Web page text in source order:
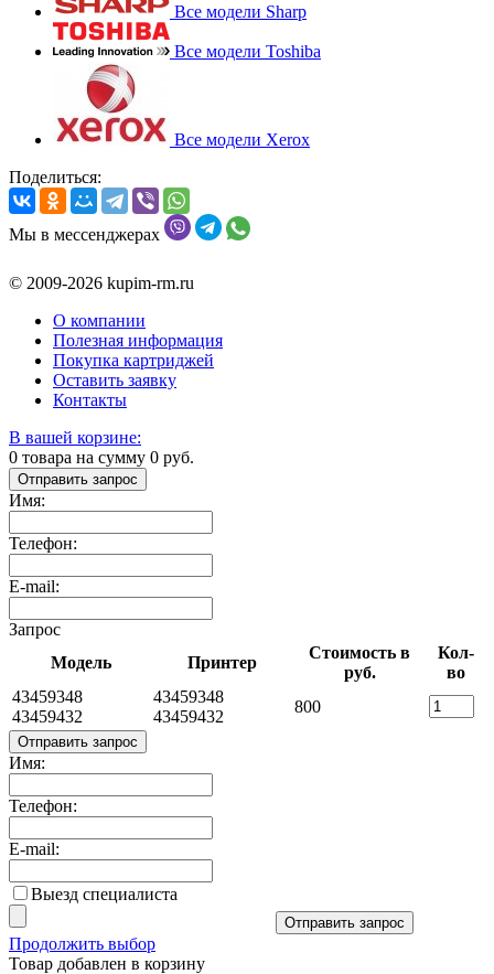
Все модели Sharp
Все модели Toshiba
Все модели Xerox
Поделиться:
Мы в мессенджерах
© 2009-2026 kupim-rm.ru
О компании
Полезная информация
Покупка картриджей
Оставить заявку
Контакты
В вашей корзине:
0 товара на сумму 0 руб.
Отправить запрос
Имя:
Телефон:
E-mail:
Запрос
Модель
Принтер
Стоимость в
руб.
Кол-
во
43459348
43459432
43459348
43459432
800
Отправить запрос
Имя:
Телефон:
E-mail:
Выезд специалиста
Отправить запрос
Продолжить выбор
Товар добавлен в корзину